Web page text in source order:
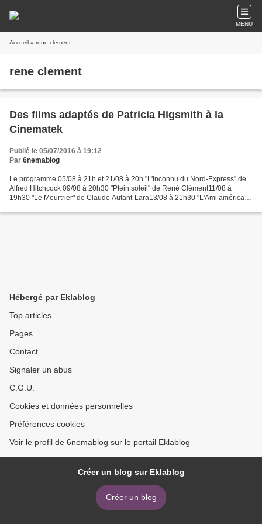
MENU
Accueil » rene clement
rene clement
Des films adaptés de Patricia Higsmith à la
Cinematek
Publié le 05/07/2016 à 19:12
Par 6nemablog
Le programme 05/08 à 21h et 21/08 à 20h "L'Inconnu du Nord-Express" de
Alfred Hitchcock 09/08 à 20h30 "Plein soleil" de René Clément11/08 à
19h30 "Le Meurtrier" de Claude Autant-Lara13/08 à 21h30 "L'Ami américain
Hébergé par Eklablog
Top articles
Pages
Contact
Signaler un abus
C.G.U.
Cookies et données personnelles
Préférences cookies
Voir le profil de 6nemablog sur le portail Eklablog
Créer un blog sur Eklablog
Créer un blog